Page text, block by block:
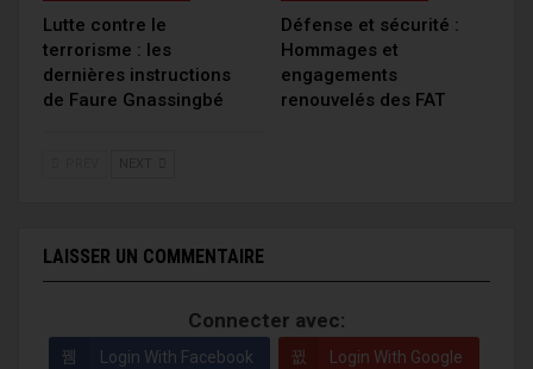
Lutte contre le
terrorisme : les
dernières instructions
de Faure Gnassingbé
Défense et sécurité :
Hommages et
engagements
renouvelés des FAT
LAISSER UN COMMENTAIRE
Connecter avec:
Login With Facebook Login With Google